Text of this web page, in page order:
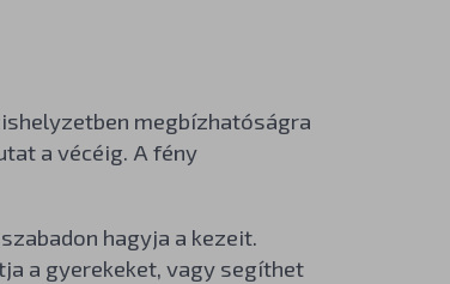
megbízhatóságra
a vécéig. A fény
hagyja a kezeit.
a gyerekeket, vagy segíthet